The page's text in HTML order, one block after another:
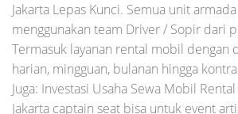
Jakarta Lepas Kunci. Semua unit
menggunakan team Driver / Sopir dari
Termasuk layanan rental mobil dengan
harian, mingguan, bulanan hingga
Juga: Investasi Usaha Sewa Mobil
Jakarta captain seat bisa untuk event